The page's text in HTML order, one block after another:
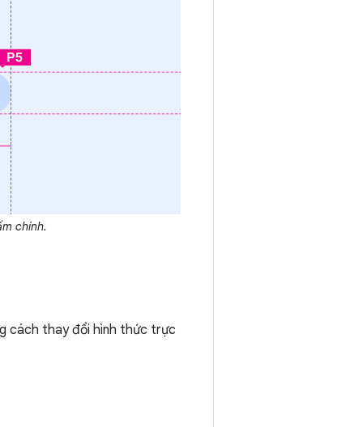
chính.
cách thay đổi hình thức trực